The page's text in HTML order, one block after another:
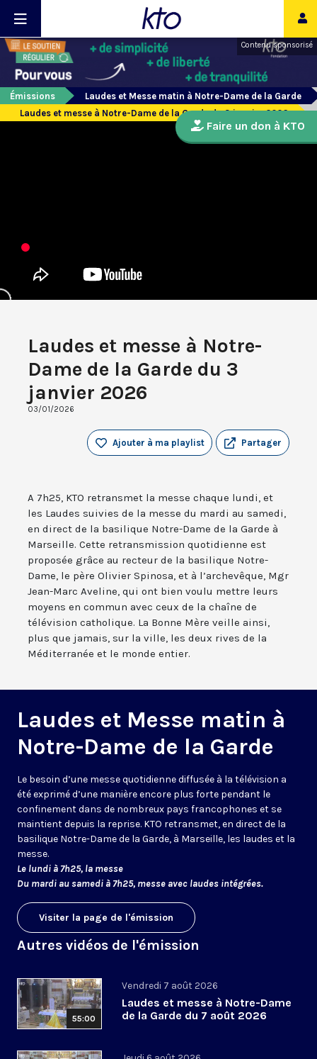
Contenu sponsorisé
Émissions
Laudes et Messe matin à Notre-Dame de la Garde
Laudes et messe à Notre-Dame de la Garde du 3 janvier 2026
Laudes et messe à Notre-
Dame de la Garde du 3
janvier 2026
03/01/2026
Partager
Ajouter à ma playlist
A 7h25, KTO retransmet la messe chaque lundi, et
les Laudes suivies de la messe du mardi au samedi,
en direct de la basilique Notre-Dame de la Garde à
Marseille. Cette retransmission quotidienne est
proposée grâce au recteur de la basilique Notre-
Dame, le père Olivier Spinosa, et à l’archevêque, Mgr
Jean-Marc Aveline, qui ont bien voulu mettre leurs
moyens en commun avec ceux de la chaîne de
télévision catholique. La Bonne Mère veille ainsi,
plus que jamais, sur la ville, les deux rives de la
Méditerranée et le monde entier.
Laudes et Messe matin à
Notre-Dame de la Garde
Le besoin d’une messe quotidienne diffusée à la télévision a
été exprimé d’une manière encore plus forte pendant le
confinement dans de nombreux pays francophones et se
maintient depuis la reprise. KTO retransmet, en direct de la
basilique Notre-Dame de la Garde, à Marseille, les laudes et la
messe.
Le lundi à 7h25, la messe
Du mardi au samedi à 7h25, messe avec laudes intégrées.
Visiter la page de l'émission
Autres vidéos de l'émission
55:00
Vendredi 7 août 2026
Laudes et messe à Notre-Dame
de la Garde du 7 août 2026
Faire un don à KTO